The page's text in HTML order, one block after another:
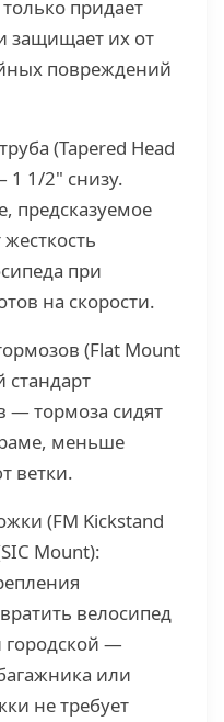
придает
защищает их от
повреждений
(Tapered Head
1 1/2" снизу.
предсказуемое
при
на скорости.
(Flat Mount
— тормоза сидят
меньше
ветки.
(FM Kickstand
Mount):
велосипед
городской —
или
не требует